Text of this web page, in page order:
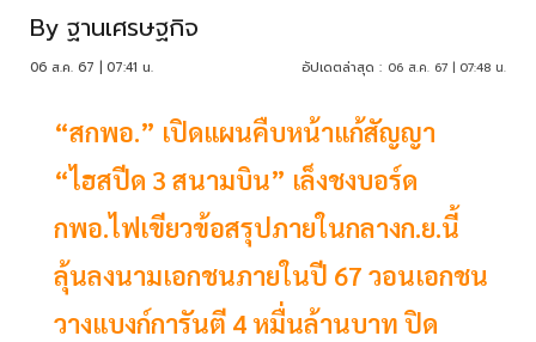
By ฐานเศรษฐกิจ
06 ส.ค. 67 | 07:41 น. อัปเดตล่าสุด : 06 ส.ค. 67 | 07:48 น.
“สกพอ.” เปิดแผนคืบหน้าแก้สัญญา
“ไฮสปีด 3 สนามบิน” เล็งชงบอร์ด
กพอ.ไฟเขียวข้อสรุปภายในกลางก.ย.นี้
ลุ้นลงนามเอกชนภายในปี 67 วอนเอกชน
วางแบงก์การันตี 4 หมื่นล้านบาท ปิด